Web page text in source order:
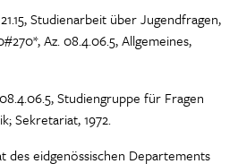
Studienarbeit über Jugendfragen,
Az. 08.4.06.5, Allgemeines,
Studiengruppe für Fragen
Sekretariat, 1972.
des eidgenössischen Departements